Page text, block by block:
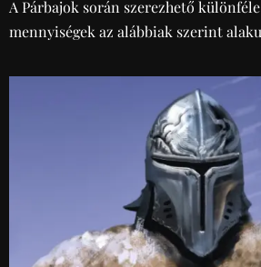
A Párbajok során szerezhető
mennyiségek az alábbiak szerint